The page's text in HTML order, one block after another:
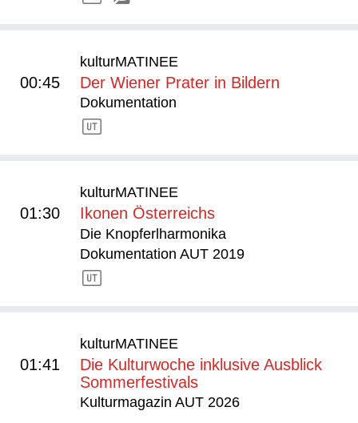
kulturMATINEE
00:45 Der Wiener Prater in Bildern
Dokumentation
kulturMATINEE
01:30 Ikonen Österreichs
Die Knopferlharmonika
Dokumentation AUT 2019
kulturMATINEE
01:41
Die Kulturwoche inklusive Ausblick
Sommerfestivals
Kulturmagazin AUT 2026